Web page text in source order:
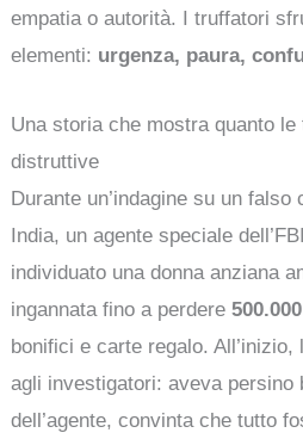
empatia o autorità. I truffatori
elementi: urgenza, paura,
Una storia che mostra quanto
distruttive
Durante un’indagine su un
India, un agente speciale
individuato una donna anziana
ingannata fino a perdere
bonifici e carte regalo.
agli investigatori: aveva persino
dell’agente, convinta che tutto